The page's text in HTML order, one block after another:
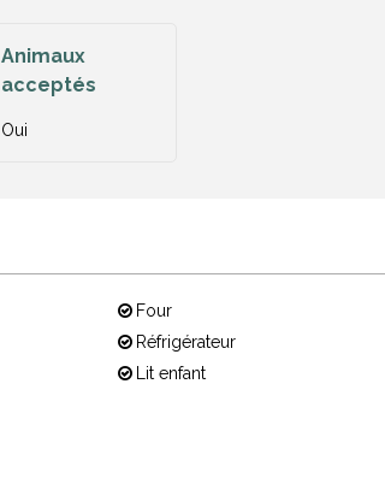
Animaux
acceptés
Oui
Four
Réfrigérateur
Lit enfant